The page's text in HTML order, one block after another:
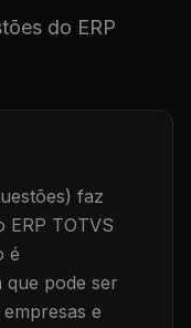
do ERP
faz
ERP TOTVS
é
que pode ser
e